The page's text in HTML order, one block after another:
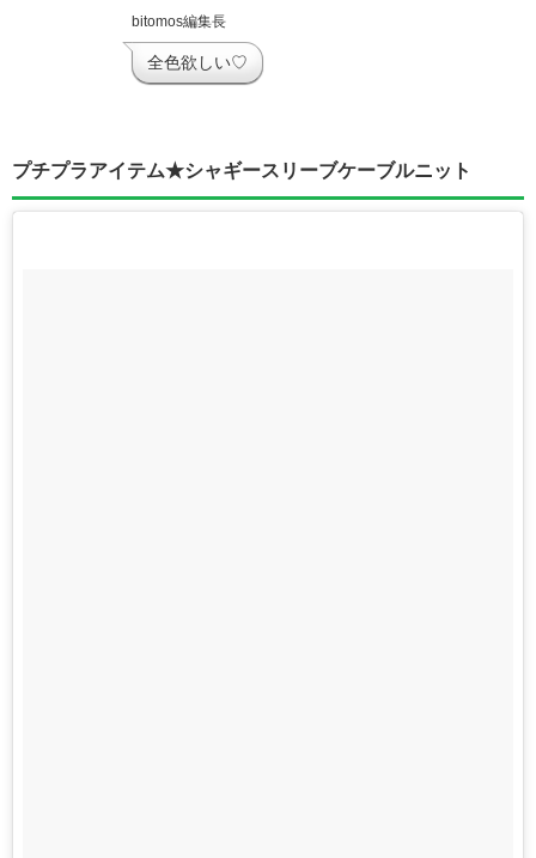
bitomos編集長
全色欲しい♡
プチプラアイテム★シャギースリーブケーブルニット